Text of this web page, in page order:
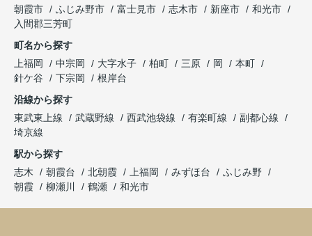
朝霞市
ふじみ野市 富士見市 志木市 新座市
和光市
入間郡三芳町
町名から探す
上福岡
中宗岡 大字水子 柏町 三原 岡
本町
針ケ谷
下宗岡
根岸台
沿線から探す
東武東上線
武蔵野線 西武池袋線 有楽町線
副都心線
埼京線
駅から探す
志木
朝霞台 北朝霞 上福岡 みずほ台
ふじみ野
朝霞
柳瀬川 鶴瀬 和光市